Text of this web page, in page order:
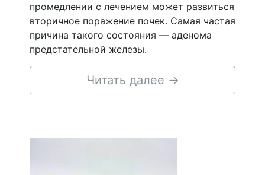
промедлении с лечением может развиться
вторичное поражение почек. Самая частая
причина такого состояния — аденома
предстательной железы.
Читать далее →